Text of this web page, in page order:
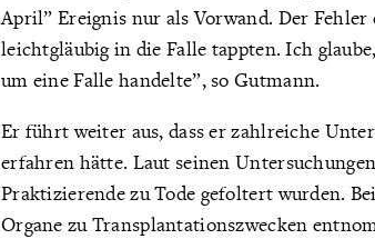
April” Ereignis nur als Vorwand. Der
leichtgläubig in die Falle tappten. Ich
um eine Falle handelte”, so Gutmann.
Er führt weiter aus, dass er zahlreiche
erfahren hätte. Laut seinen
Praktizierende zu Tode gefoltert wurden.
Organe zu Transplantationszwecken